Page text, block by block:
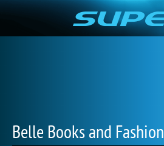
Belle Books and Fashion